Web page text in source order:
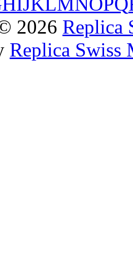
2026 Replica
Replica Swiss